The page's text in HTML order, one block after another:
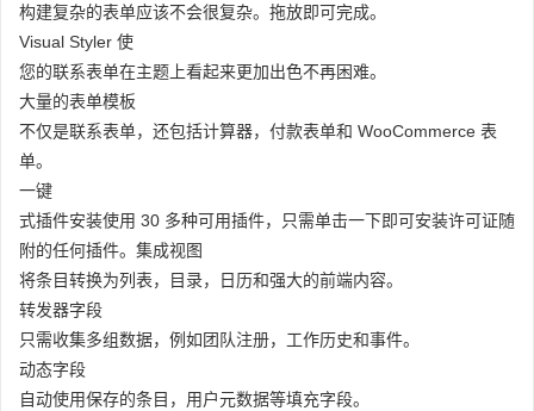
构建复杂的表单应该不会很复杂。拖放即可完成。
Visual Styler 使
您的联系表单在主题上看起来更加出色不再困难。
大量的表单模板
不仅是联系表单，还包括计算器，付款表单和 WooCommerce 表
单。
一键
式插件安装使用 30 多种可用插件，只需单击一下即可安装许可证随
附的任何插件。集成视图
将条目转换为列表，目录，日历和强大的前端内容。
转发器字段
只需收集多组数据，例如团队注册，工作历史和事件。
动态字段
自动使用保存的条目，用户元数据等填充字段。